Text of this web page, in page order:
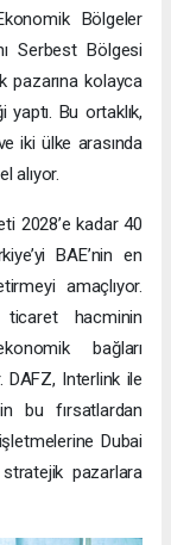
Bölgeler
Serbest Bölgesi
pazarına kolayca
Bu ortaklık,
iki ülke arasında
alıyor.
2028’e kadar 40
BAE’nin en
amaçlıyor.
hacminin
bağları
Interlink ile
bu fırsatlardan
Dubai
pazarlara